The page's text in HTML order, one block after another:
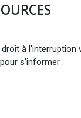
à l’interruption
s’informer :